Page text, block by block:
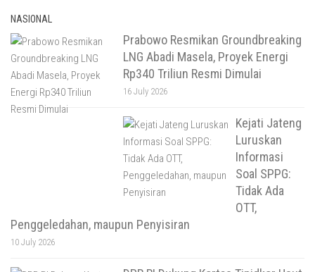
NASIONAL
Prabowo Resmikan Groundbreaking
LNG Abadi Masela, Proyek Energi
Rp340 Triliun Resmi Dimulai
16 July 2026
Kejati Jateng
Luruskan
Informasi
Soal SPPG:
Tidak Ada
OTT,
Penggeledahan, maupun Penyisiran
10 July 2026